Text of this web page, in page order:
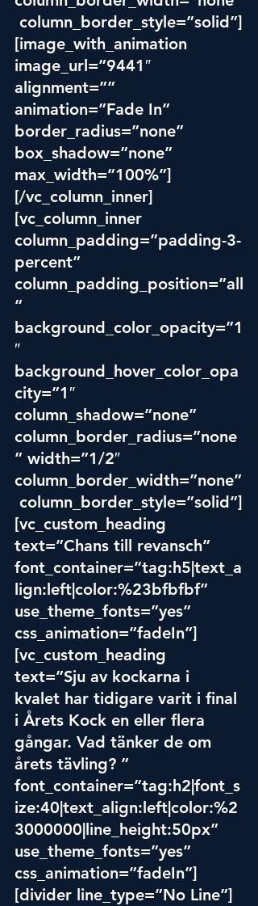
column_border_style=”solid”]
[image_with_animation
image_url=”9441″
alignment=””
animation=”Fade In”
border_radius=”none”
box_shadow=”none”
max_width=”100%”]
[/vc_column_inner]
[vc_column_inner
column_padding=”padding-3-
percent”
column_padding_position=”all
”
background_color_opacity=”1
″
background_hover_color_opa
city=”1″
column_shadow=”none”
column_border_radius=”none
” width=”1/2″
column_border_width=”none”
column_border_style=”solid”]
[vc_custom_heading
text=”Chans till revansch”
font_container=”tag:h5|text_a
lign:left|color:%23bfbfbf”
use_theme_fonts=”yes”
css_animation=”fadeIn”]
[vc_custom_heading
text=”Sju av kockarna i
kvalet har tidigare varit i final
i Årets Kock en eller flera
gångar. Vad tänker de om
årets tävling? ”
font_container=”tag:h2|font_s
ize:40|text_align:left|color:%2
3000000|line_height:50px”
use_theme_fonts=”yes”
css_animation=”fadeIn”]
[divider line_type=”No Line”]